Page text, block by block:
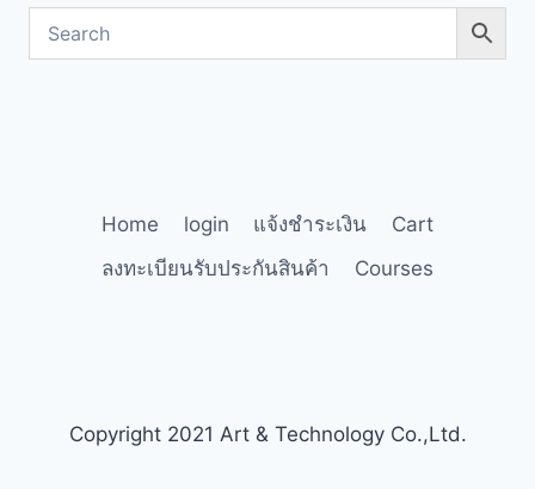
Home login แจ้งชำระเงิน
Cart
ลงทะเบียนรับประกันสินค้า
Courses
Copyright 2021 Art & Technology Co.,Ltd.